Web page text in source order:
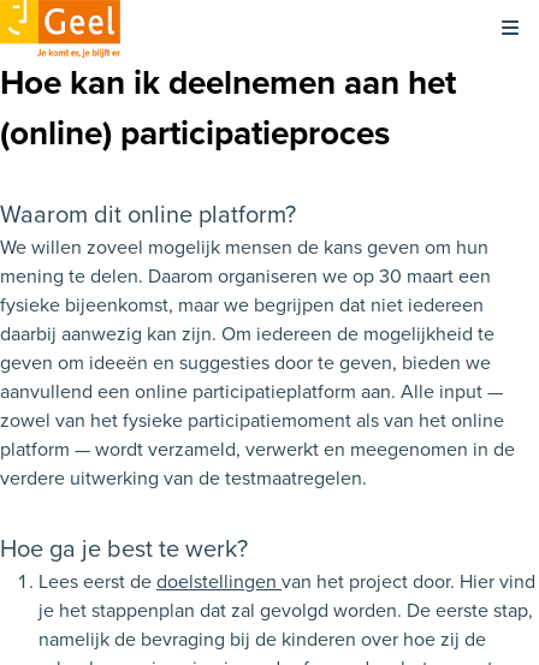
Hoe kan ik deelnemen aan het
(online) participatieproces
Waarom dit online platform?
We willen zoveel mogelijk mensen de kans geven om hun
mening te delen. Daarom organiseren we op 30 maart een
fysieke bijeenkomst, maar we begrijpen dat niet iedereen
daarbij aanwezig kan zijn. Om iedereen de mogelijkheid te
geven om ideeën en suggesties door te geven, bieden we
aanvullend een online participatieplatform aan. Alle input —
zowel van het fysieke participatiemoment als van het online
platform — wordt verzameld, verwerkt en meegenomen in de
verdere uitwerking van de testmaatregelen.
Hoe ga je best te werk?
Lees eerst de doelstellingen van het project door. Hier vind
je het stappenplan dat zal gevolgd worden. De eerste stap,
namelijk de bevraging bij de kinderen over hoe zij de